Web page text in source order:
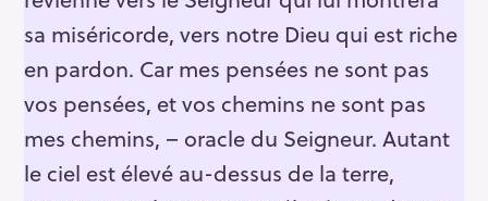
sa miséricorde, vers notre Dieu qui est riche
en pardon. Car mes pensées ne sont pas
vos pensées, et vos chemins ne sont pas
mes chemins, – oracle du Seigneur. Autant
le ciel est élevé au-dessus de la terre,